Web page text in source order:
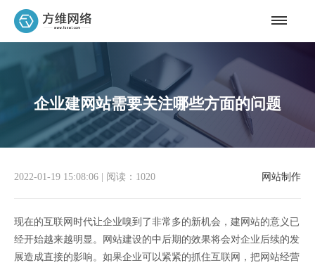
企业建网站需要关注哪些方面的问题
网站制作
2022-01-19 15:08:06 阅读：1020
现在的互联网时代让企业嗅到了非常多的新机会，建网站的意义已
经开始越来越明显。网站建设的中后期的效果将会对企业后续的发
展造成直接的影响。如果企业可以紧紧的抓住互联网，把网站经营